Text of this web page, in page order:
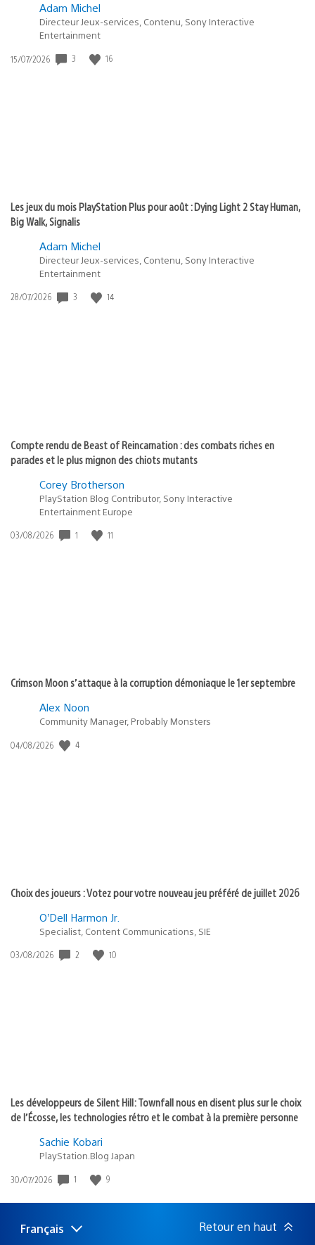
Adam Michel
Directeur Jeux-services, Contenu, Sony Interactive
Entertainment
Date
15/07/2026 3 16
Les jeux du mois PlayStation Plus pour août : Dying Light 2 Stay Human,
Big Walk, Signalis
Adam Michel
Directeur Jeux-services, Contenu, Sony Interactive
Entertainment
Date
28/07/2026 3 14
Compte rendu de Beast of Reincarnation : des combats riches en
parades et le plus mignon des chiots mutants
Corey Brotherson
PlayStation Blog Contributor, Sony Interactive
Entertainment Europe
Date
03/08/2026 1 11
Crimson Moon s’attaque à la corruption démoniaque le 1er septembre
Alex Noon
Community Manager, Probably Monsters
Date
04/08/2026 4
Choix des joueurs : Votez pour votre nouveau jeu préféré de juillet 2026
O’Dell Harmon Jr.
Specialist, Content Communications, SIE
Date
03/08/2026 2 10
Les développeurs de Silent Hill: Townfall nous en disent plus sur le choix
de l’Écosse, les technologies rétro et le combat à la première personne
Sachie Kobari
PlayStation.Blog Japan
Date
publication
30/07/2026 1 9
Choisir
Région
Français Retour en haut